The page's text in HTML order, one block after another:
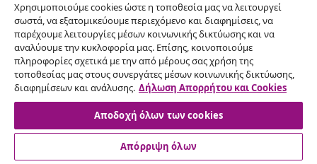
vidaXL
Ανακαλύψτε περισσότερα
Χρησιμοποιούμε cookies ώστε η τοποθεσία μας να λειτουργεί
σωστά, να εξατομικεύουμε περιεχόμενο και διαφημίσεις, να
παρέχουμε λειτουργίες μέσων κοινωνικής δικτύωσης και να
αναλύουμε την κυκλοφορία μας. Επίσης, κοινοποιούμε
πληροφορίες σχετικά με την από μέρους σας χρήση της
τοποθεσίας μας στους συνεργάτες μέσων κοινωνικής δικτύωσης,
διαφημίσεων και ανάλυσης. Δήλωση Απορρήτου και Cookies
Αποδοχή όλων των cookies
Απόρριψη όλων